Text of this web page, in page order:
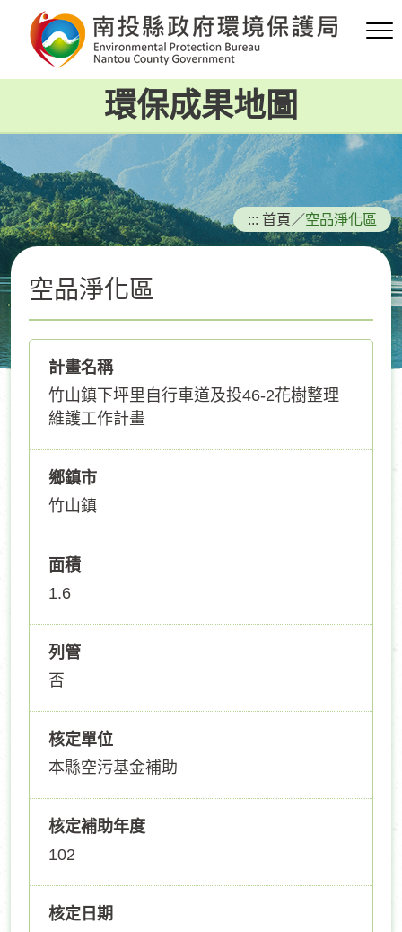
要
容
區
塊
環保成果地圖
::: 首頁 ／空品淨化區
空品淨化區
計畫名稱
竹山鎮下坪里自行車道及投46-2花樹整理
維護工作計畫
鄉鎮市
竹山鎮
面積
1.6
列管
否
核定單位
本縣空污基金補助
核定補助年度
102
核定日期